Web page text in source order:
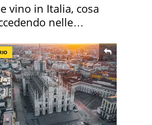
vino in Italia, cosa
nelle